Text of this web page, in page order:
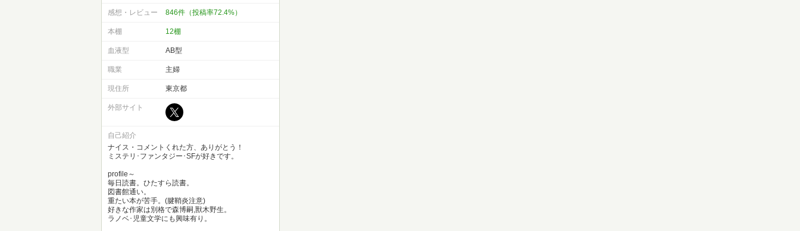
感想・レビュー 846件（投稿率72.4%）
本棚 12棚
血液型 AB型
職業 主婦
現住所 東京都
外部サイト
自己紹介
ナイス・コメントくれた方、ありがとう！
ミステリ･ファンタジー･SFが好きです。
profile～
毎日読書。ひたすら読書。
図書館通い。
重たい本が苦手。(腱鞘炎注意)
好きな作家は別格で森博嗣,獸木野生。
ラノベ･児童文学にも興味有り。